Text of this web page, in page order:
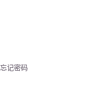
忘记密码